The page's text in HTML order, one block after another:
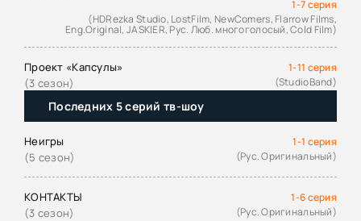
1-7 серия
(HDRezka Studio, LostFilm, NewComers, Flarrow Films,
Eng.Original, JASKIER, Рус. Люб. многоголосый, Cold Film)
Проект «Капсулы»
(3 сезон)
1-11 серия
(StudioBand)
Последних 5 серий тв-шоу
Неигры
(5 сезон)
1-1 серия
(Рус. Оригинальный)
КОНТАКТЫ
(3 сезон)
1-6 серия
(Рус. Оригинальный)